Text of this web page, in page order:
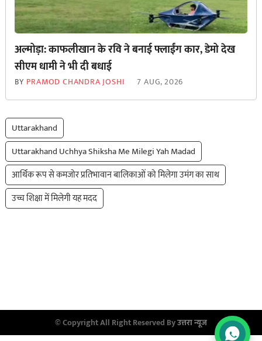
अल्मोड़ा: काफलीखान के रवि ने बनाई फ्लाईंग कार, डेमो देख
सीएम धामी ने भी दी बधाई
BY PRAMOD CHANDRA JOSHI 7 AUG, 2026
Uttarakhand
Uttarakhand Uchhya Shiksha Me Milegi Yah Madad
आर्थिक रूप से कमजोर प्रतिभावान बालिकाओं को मिलेगा उमंग का साथ
उच्च​ शिक्षा में मिलेगी यह मदद
© Copyright All Right Reserved Byउत्तरा न्यूज